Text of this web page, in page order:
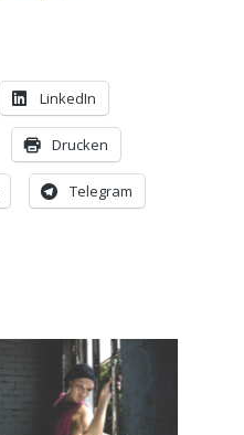
LinkedIn
Drucken
Telegram